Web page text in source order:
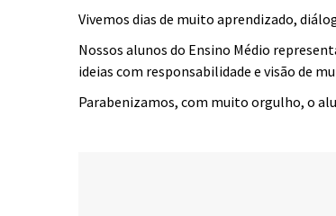
Vivemos dias de muito aprendizado,
Nossos alunos do Ensino Médio
ideias com responsabilidade e visão de
Parabenizamos, com muito orgulho, o